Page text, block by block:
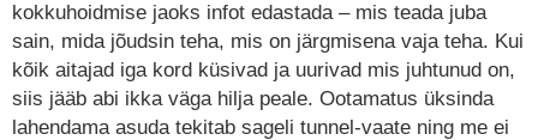
kokkuhoidmise jaoks infot edastada – mis teada juba
sain, mida jõudsin teha, mis on järgmisena vaja teha. Kui
kõik aitajad iga kord küsivad ja uurivad mis juhtunud on,
siis jääb abi ikka väga hilja peale. Ootamatus üksinda
lahendama asuda tekitab sageli tunnel-vaate ning me ei